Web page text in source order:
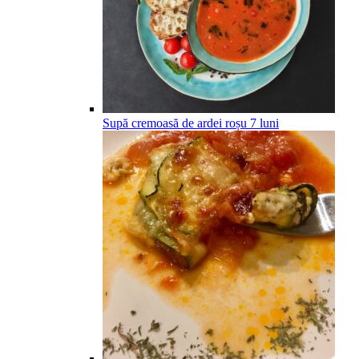
Supă cremoasă de ardei roșu 7 luni